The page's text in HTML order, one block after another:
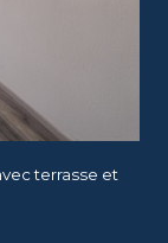
terrasse et